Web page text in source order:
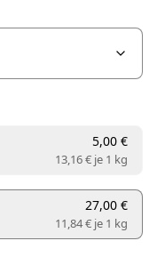
5,00 €
13,16 € je 1 kg
27,00 €
11,84 € je 1 kg